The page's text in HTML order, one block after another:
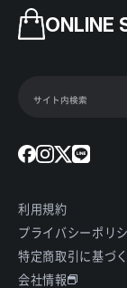
ONLINE
利用規約
プライバシーポリ
特定商取引に基づ
会社情報